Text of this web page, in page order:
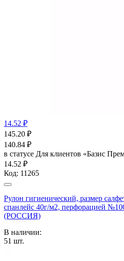
14.52 ₽
145.20 ₽
140.84 ₽
в статусе Для клиентов «Базис
14.52 ₽
Код: 11265
Рулон гигиенический, размер
спанлейс 40г/м2, перфорацией
(РОССИЯ)
В наличии:
51 шт.